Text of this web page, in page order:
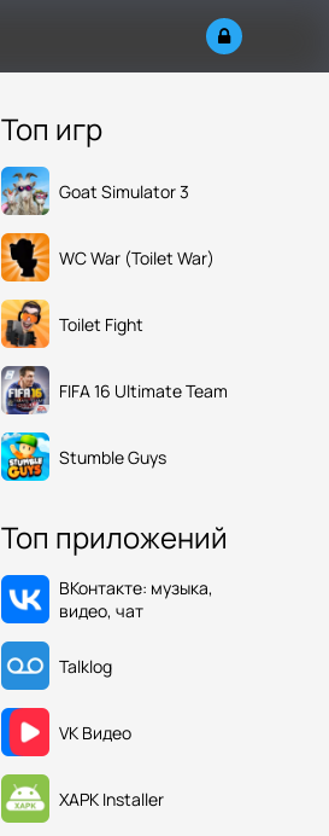
Топ игр
Goat Simulator 3
WC War (Toilet War)
Toilet Fight
FIFA 16 Ultimate Team
Stumble Guys
Топ приложений
ВКонтакте: музыка,
видео, чат
Talklog
VK Видео
XAPK Installer